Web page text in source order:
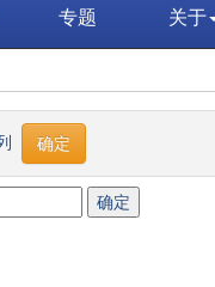
专题 关于